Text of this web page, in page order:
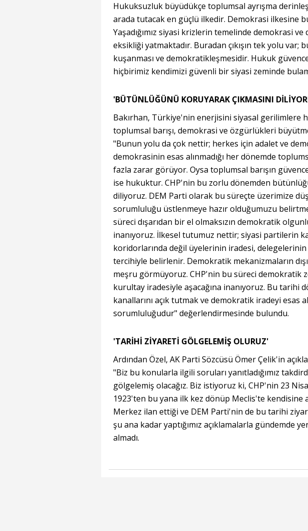
Hukuksuzluk büyüdükçe toplumsal ayrışma
arada tutacak en güçlü ilkedir. Demokrasi ilkesine bu
Yaşadığımız siyasi krizlerin temelinde demokrasi
eksikliği yatmaktadır. Buradan çıkışın tek yolu var;
kuşanması ve demokratikleşmesidir. Hukuk
hiçbirimiz kendimizi güvenli bir siyasi zeminde
'BÜTÜNLÜĞÜNÜ KORUYARAK ÇIKMASINI
Bakırhan, Türkiye'nin enerjisini siyasal gerilimlere
toplumsal barışı, demokrasi ve özgürlükleri
"Bunun yolu da çok nettir; herkes için adalet ve
demokrasinin esas alınmadığı her dönemde
fazla zarar görüyor. Oysa toplumsal barışın
ise hukuktur. CHP'nin bu zorlu dönemden
diliyoruz. DEM Parti olarak bu süreçte üzerimize
sorumluluğu üstlenmeye hazır olduğumuzu
süreci dışarıdan bir el olmaksızın demokratik
inanıyoruz. İlkesel tutumuz nettir; siyasi partilerin
koridorlarında değil üyelerinin iradesi,
tercihiyle belirlenir. Demokratik mekanizmaların
meşru görmüyoruz. CHP'nin bu süreci demokratik
kurultay iradesiyle aşacağına inanıyoruz. Bu tarihi
kanallarını açık tutmak ve demokratik iradeyi esas
sorumluluğudur" değerlendirmesinde bulundu.
'TARİHİ ZİYARETİ GÖLGELEMİŞ OLURUZ'
Ardından Özel, AK Parti Sözcüsü Ömer Çelik'in
"Biz bu konularla ilgili soruları yanıtladığımız
gölgelemiş olacağız. Biz istiyoruz ki, CHP'nin 23
1923'ten bu yana ilk kez dönüp Meclis'te kendisine
Merkez ilan ettiği ve DEM Parti'nin de bu tarihi
şu ana kadar yaptığımız açıklamalarla gündemde
almadı.